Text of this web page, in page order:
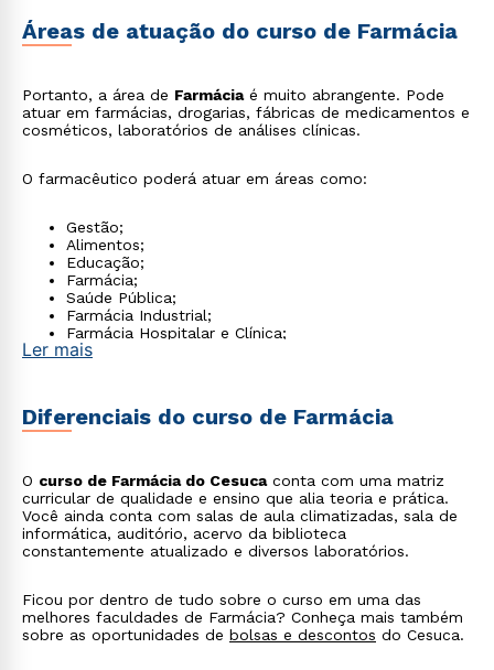
Áreas de atuação do curso de Farmácia
Portanto, a área de Farmáciaé muito abrangente. Pode
atuar em farmácias, drogarias, fábricas de medicamentos e
cosméticos, laboratórios de análises clínicas.
O farmacêutico poderá atuar em áreas como:
Gestão;
Alimentos;
Educação;
Farmácia;
Saúde Pública;
Farmácia Industrial;
Farmácia Hospitalar e Clínica;
Análises Clínico-Laboratoriais;
Ler mais
Diferenciais do curso de Farmácia
O curso de Farmácia do Cesucaconta com uma matriz
curricular de qualidade e ensino que alia teoria e prática.
Você ainda conta com salas de aula climatizadas, sala de
informática, auditório, acervo da biblioteca
constantemente atualizado e diversos laboratórios.
Ficou por dentro de tudo sobre o curso em uma das
melhores faculdades de Farmácia? Conheça mais também
sobre as oportunidades de bolsas e descontos do Cesuca.